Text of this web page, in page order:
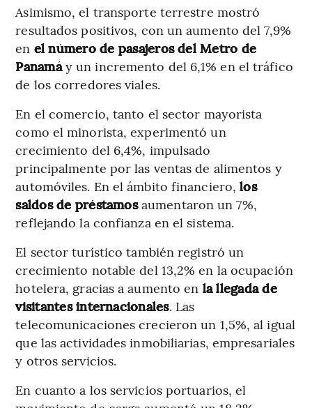
Asimismo, el transporte terrestre mostró
resultados positivos, con un aumento del 7,9%
en el número de pasajeros del Metro de
Panamáy un incremento del 6,1% en el tráfico
de los corredores viales.
En el comercio, tanto el sector mayorista
como el minorista, experimentó un
crecimiento del 6,4%, impulsado
principalmente por las ventas de alimentos y
automóviles. En el ámbito financiero,los
saldos de préstamosaumentaron un 7%,
reflejando la confianza en el sistema.
El sector turístico también registró un
crecimiento notable del 13,2% en la ocupación
hotelera, gracias a aumento en la llegada de
visitantes internacionales. Las
telecomunicaciones crecieron un 1,5%, al igual
que las actividades inmobiliarias, empresariales
y otros servicios.
En cuanto a los servicios portuarios, el